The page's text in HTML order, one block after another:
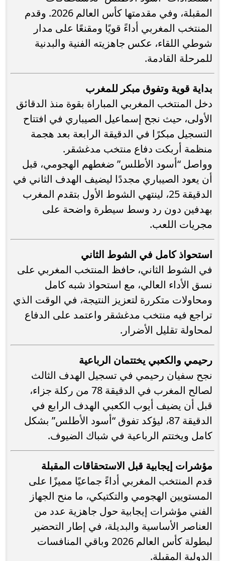
المقبلة، وفي مقدمتها كأس العالم 2026. وقدم
المنتخب المغربي أداءً قويًا ومقنعًا على مدار
شوطي اللقاء، عكس جاهزيته الفنية والبدنية
للمرحلة القادمة.
بداية قوية وتفوق مبكر للمغرب
دخل المنتخب المغربي المباراة بقوة منذ الدقائق
الأولى، حيث نجح إسماعيل الصيباري في افتتاح
التسجيل مبكرًا في الدقيقة الرابعة بعد هجمة
منظمة أربكت دفاع منتخب مدغشقر.
وواصل “أسود الأطلس” ضغطهم الهجومي، قبل
أن يعود الصيباري مجددًا ليضيف الهدف الثاني في
الدقيقة 25، لينتهي الشوط الأول بتقدم المغرب
بهدفين دون رد وسط سيطرة واضحة على
مجريات اللعب.
استحواذ كامل في الشوط الثاني
في الشوط الثاني، حافظ المنتخب المغربي على
نسق الأداء العالي، مع استحواذ شبه كامل
ومحاولات متكررة لتعزيز النتيجة، في الوقت الذي
تراجع فيه منتخب مدغشقر واعتمد على الدفاع
لمحاولة تقليل الأضرار.
رحيمي والكعبي يختتمان الرباعية
نجح سفيان رحيمي في تسجيل الهدف الثالث
لصالح المغرب في الدقيقة 78 من ركلة جزاء،
قبل أن يضيف أيوب الكعبي الهدف الرابع في
الدقيقة 87، ليؤكد تفوق “أسود الأطلس” بشكل
كامل ويختتم الرباعية في شباك الضيوف.
مؤشرات إيجابية قبل الاستحقاقات المقبلة
قدم المنتخب المغربي أداءً جماعيًا مميزًا على
المستويين الهجومي والتكتيكي، ما منح الجهاز
الفني مؤشرات إيجابية حول جاهزية عدد من
العناصر الأساسية والبديلة، في إطار التحضير
لبطولة كأس العالم 2026 وباقي المنافسات
الدولية المقبلة.